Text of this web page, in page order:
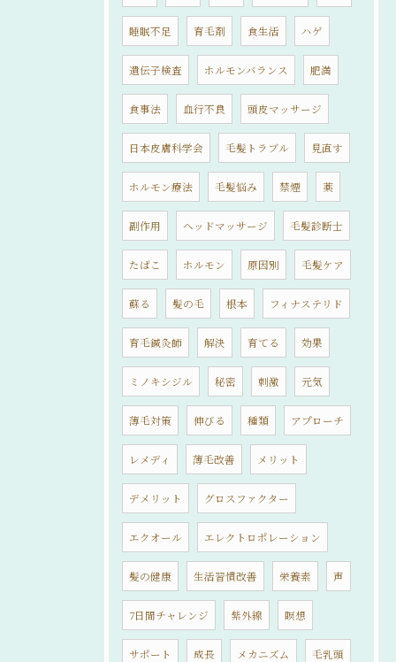
睡眠不足 育毛剤 食生活 ハゲ
遺伝子検査 ホルモンバランス 肥満
食事法 血行不良 頭皮マッサージ
日本皮膚科学会 毛髪トラブル 見直す
ホルモン療法 毛髪悩み 禁煙 薬
副作用 ヘッドマッサージ 毛髪診断士
たばこ ホルモン 原因別 毛髪ケア
蘇る 髪の毛 根本 フィナステリド
育毛鍼灸師 解決 育てる 効果
ミノキシジル 秘密 刺激 元気
薄毛対策 伸びる 種類 アプローチ
レメディ 薄毛改善 メリット
デメリット グロスファクター
エクオール エレクトロポレーション
髪の健康 生活習慣改善 栄養素 声
7日間チャレンジ 紫外線 瞑想
サポート 成長 メカニズム 毛乳頭